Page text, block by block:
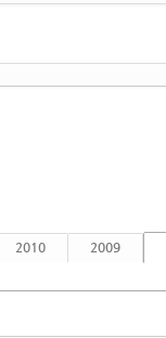
2010 2009